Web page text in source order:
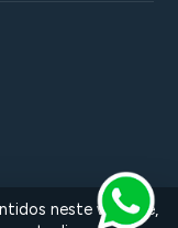
neste website,